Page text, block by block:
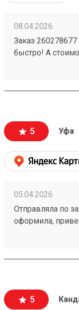
08.04.2026
Заказ
быстро! А
5 Уфа
05.04.2026
Отправляла по
оформила,
5